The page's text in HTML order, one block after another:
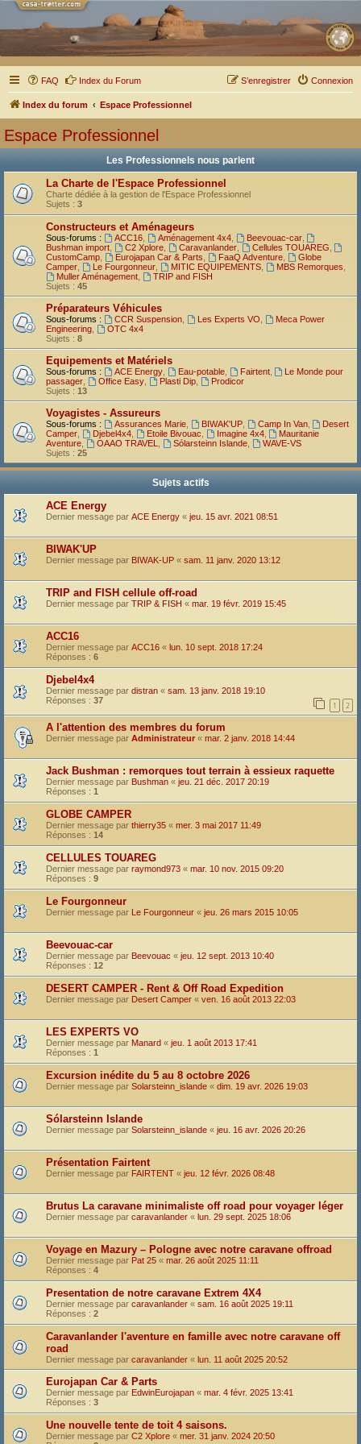
FAQ Index du Forum Connexion
S’enregistrer
Index du forum Espace Professionnel
Espace Professionnel
Les Professionnels nous parlent
La Charte de l'Espace Professionnel
Charte dédiée à la gestion de l'Espace Professionnel
Sujets : 3
Constructeurs et Aménageurs
Sous-forums : ACC16, Aménagement 4x4, Beevouac-car,
Bushman import
C2 Xplore, Caravanlander, Cellules TOUAREG
CustomCamp
Eurojapan Car & Parts FaaQ Adventure,
Globe
Camper
Le Fourgonneur, MITIC EQUIPEMENTS, MBS Remorques
Muller Aménagement,
TRIP and FISH
Sujets : 45
Préparateurs Véhicules
Sous-forums : CCR Suspension, Les Experts VO
Meca Power
Engineering
OTC 4x4
Sujets : 8
Equipements et Matériels
Sous-forums : ACE Energy, Eau-potable, Fairtent,
Le Monde pour
passager
Office Easy, Plasti Dip,
Prodicor
Sujets : 13
Voyagistes - Assureurs
Sous-forums : Assurances Marie, BIWAK'UP, Camp In Van,
Desert
Camper
Djebel4x4, Etoile Bivouac Imagine 4x4,
Mauritanie
Aventure
OAAO TRAVEL Sólarsteinn Islande,
WAVE-VS
Sujets : 25
Sujets actifs
ACE Energy
Dernier message par ACE Energy « jeu. 15 avr. 2021 08:51
BIWAK'UP
Dernier message par BIWAK-UP « sam. 11 janv. 2020 13:12
TRIP and FISH cellule off-road
Dernier message par TRIP & FISH « mar. 19 févr. 2019 15:45
ACC16
Dernier message par ACC16 « lun. 10 sept. 2018 17:24
Réponses : 6
Djebel4x4
Dernier message par distran « sam. 13 janv. 2018 19:10
Réponses : 37 1 2
A l'attention des membres du forum
Dernier message par Administrateur « mar. 2 janv. 2018 14:44
Jack Bushman : remorques tout terrain à essieux raquette
Dernier message par Bushman « jeu. 21 déc. 2017 20:19
Réponses : 1
GLOBE CAMPER
Dernier message par thierry35 « mer. 3 mai 2017 11:49
Réponses : 14
CELLULES TOUAREG
Dernier message par raymond973 « mar. 10 nov. 2015 09:20
Réponses : 9
Le Fourgonneur
Dernier message par Le Fourgonneur « jeu. 26 mars 2015 10:05
Beevouac-car
Dernier message par Beevouac « jeu. 12 sept. 2013 10:40
Réponses : 12
DESERT CAMPER - Rent & Off Road Expedition
Dernier message par Desert Camper « ven. 16 août 2013 22:03
LES EXPERTS VO
Dernier message par Manard « jeu. 1 août 2013 17:41
Réponses : 1
Excursion inédite du 5 au 8 octobre 2026
Dernier message par Solarsteinn_islande « dim. 19 avr. 2026 19:03
Sólarsteinn Islande
Dernier message par Solarsteinn_islande « jeu. 16 avr. 2026 20:26
Présentation Fairtent
Dernier message par FAIRTENT « jeu. 12 févr. 2026 08:48
Brutus La caravane minimaliste off road pour voyager léger
Dernier message par caravanlander « lun. 29 sept. 2025 18:06
Voyage en Mazury – Pologne avec notre caravane offroad
Dernier message par Pat 25 « mar. 26 août 2025 11:11
Réponses : 4
Presentation de notre caravane Extrem 4X4
Dernier message par caravanlander « sam. 16 août 2025 19:11
Réponses : 2
Caravanlander l'aventure en famille avec notre caravane off
road
Dernier message par caravanlander « lun. 11 août 2025 20:52
Eurojapan Car & Parts
Dernier message par EdwinEurojapan « mar. 4 févr. 2025 13:41
Réponses : 3
Une nouvelle tente de toit 4 saisons.
Dernier message par C2 Xplore « mer. 31 janv. 2024 20:50